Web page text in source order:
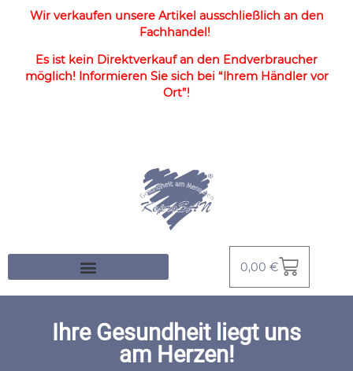
Wir verkaufen unsere Artikel ausschließlich an den
Fachhandel!
Es ist kein Direktverkauf an den Endverbraucher
möglich! Informieren Sie sich bei “Ihrem Händler vor
Ort”!
0,00€
Ihre Gesundheit liegt uns
am Herzen!